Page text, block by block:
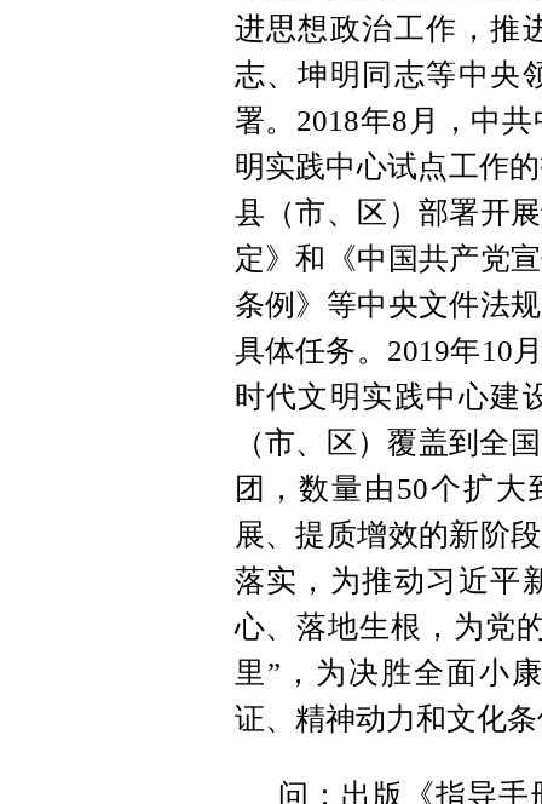
进思想政治工作，推
志、坤明同志等中央
署。2018年8月，中
明实践中心试点工作
县（市、区）部署开
定》和《中国共产党
条例》等中央文件法
具体任务。2019年10
时代文明实践中心建
（市、区）覆盖到全
团，数量由50个扩
展、提质增效的新阶
落实，为推动习近平
心、落地生根，为党
里”，为决胜全面小
证、精神动力和文化
问：出版《指导